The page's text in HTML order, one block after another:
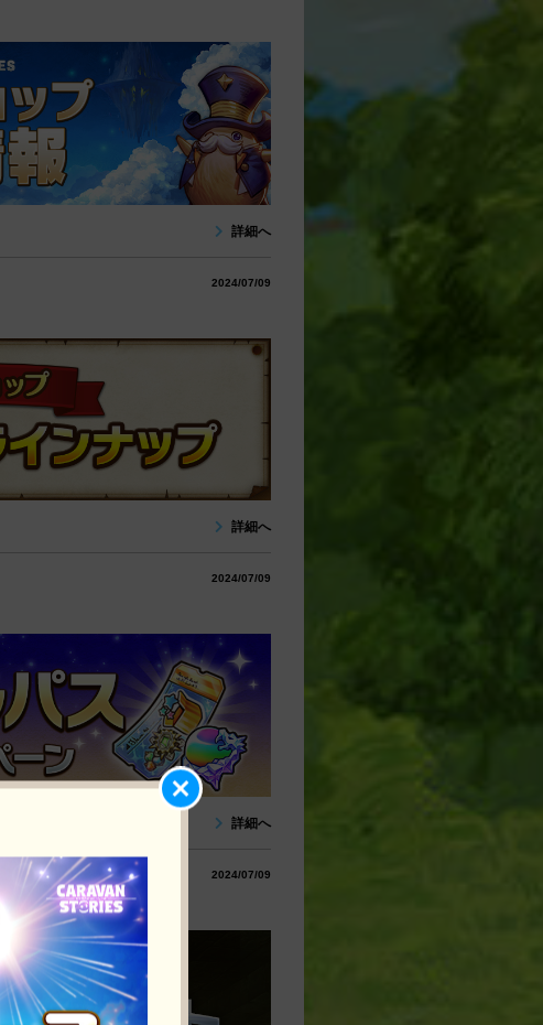
詳細へ
2024/07/09
詳細へ
2024/07/09
詳細へ
2024/07/09